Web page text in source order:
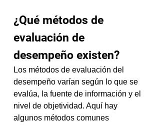
¿Qué métodos de
evaluación de
desempeño existen?
Los métodos de evaluación del
desempeño varían según lo que se
evalúa, la fuente de información y el
nivel de objetividad. Aquí hay
algunos métodos comunes